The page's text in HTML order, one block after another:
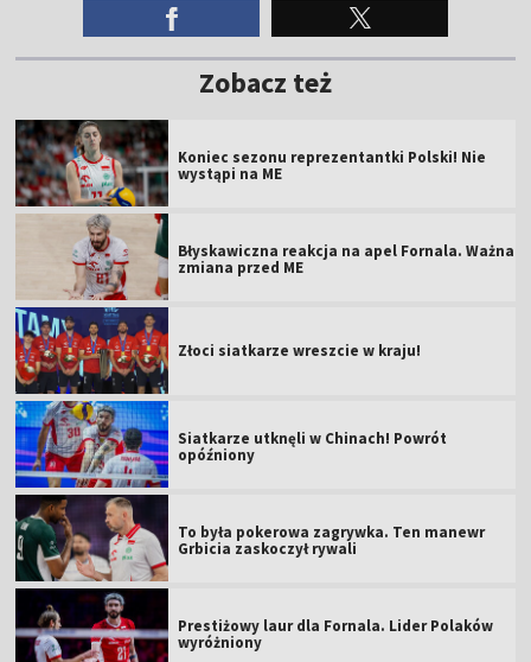
Zobacz też
Koniec sezonu reprezentantki Polski! Nie
wystąpi na ME
Błyskawiczna reakcja na apel Fornala. Ważna
zmiana przed ME
Złoci siatkarze wreszcie w kraju!
Siatkarze utknęli w Chinach! Powrót
opóźniony
To była pokerowa zagrywka. Ten manewr
Grbicia zaskoczył rywali
Prestiżowy laur dla Fornala. Lider Polaków
wyróżniony